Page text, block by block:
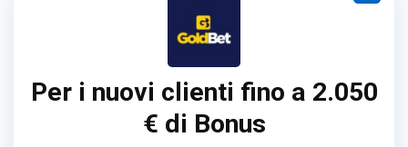
Per i nuovi clienti fino a 2.050
€ di Bonus